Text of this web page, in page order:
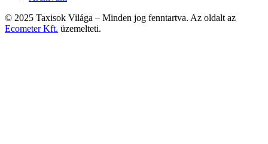
© 2025 Taxisok Világa – Minden jog fenntartva. Az oldalt az
Ecometer Kft. üzemelteti.